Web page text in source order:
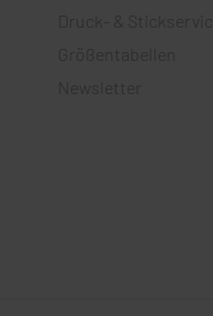
Druck- & Stickservice
Größentabellen
Newsletter